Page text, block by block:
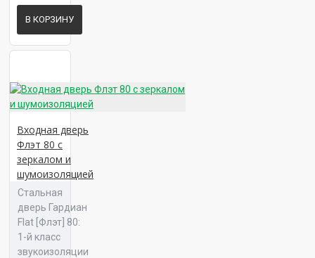
Панель 16 Консул Л 02
Панель 16 Консул Л 04
В КОРЗИНУ
Входная дверь
Флэт 80 с
зеркалом и
шумоизоляцией
Стальная
дверь Гардиан
Flat [Флэт] 80:
1-й класс
звукоизоляции